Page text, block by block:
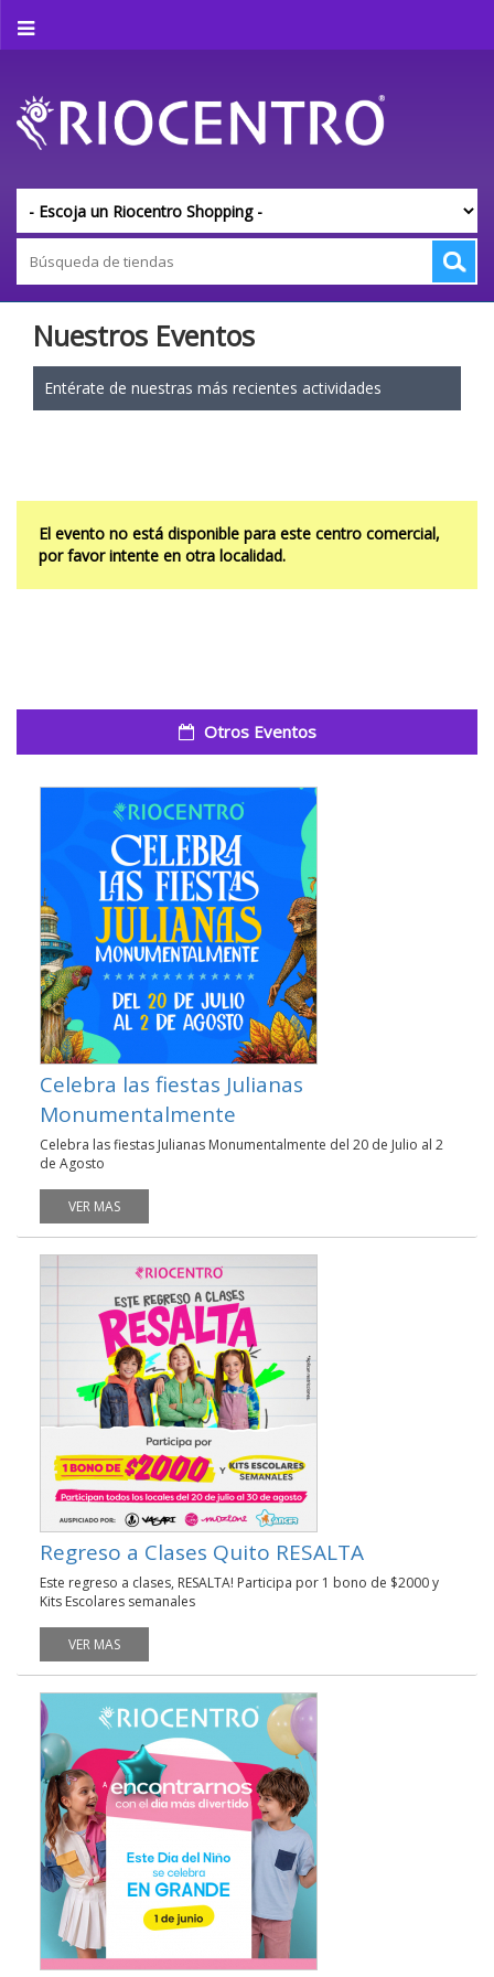
Nuestros Eventos
Entérate de nuestras más recientes actividades
El evento no está disponible para este centro comercial,
por favor intente en otra localidad.
Otros Eventos
Celebra las fiestas Julianas
Monumentalmente
Celebra las fiestas Julianas Monumentalmente del 20 de Julio al 2
de Agosto
VER MAS
Regreso a Clases Quito RESALTA
Este regreso a clases, RESALTA! Participa por 1 bono de $2000 y
Kits Escolares semanales
VER MAS